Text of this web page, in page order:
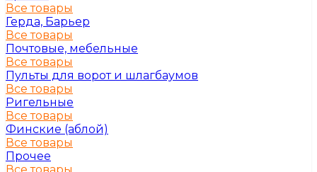
Все товары
Герда, Барьер
Все товары
Почтовые, мебельные
Все товары
Пульты для ворот и шлагбаумов
Все товары
Ригельные
Все товары
Финские (аблой)
Все товары
Прочее